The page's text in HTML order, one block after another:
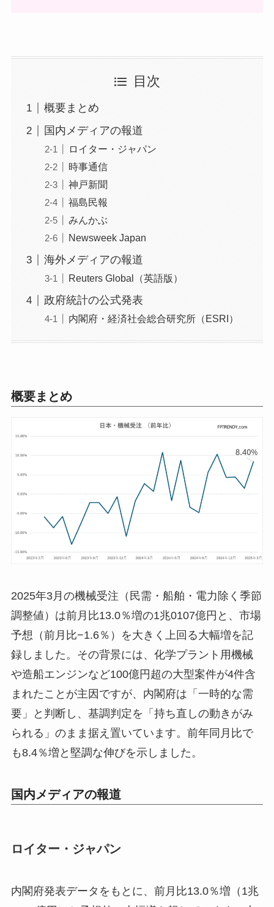
目次
概要まとめ
国内メディアの報道
ロイター・ジャパン
時事通信
神戸新聞
福島民報
みんかぶ
Newsweek Japan
海外メディアの報道
Reuters Global（英語版）
政府統計の公式発表
内閣府・経済社会総合研究所（ESRI）
概要まとめ
2025年3月の機械受注（民需・船舶・電力除く季節
調整値）は前月比13.0％増の1兆0107億円と、市場
予想（前月比−1.6％）を大きく上回る大幅増を記
録しました。その背景には、化学プラント用機械
や造船エンジンなど100億円超の大型案件が4件含
まれたことが主因ですが、内閣府は「一時的な需
要」と判断し、基調判定を「持ち直しの動きがみ
られる」のまま据え置いています。前年同月比で
も8.4％増と堅調な伸びを示しました。
国内メディアの報道
ロイター・ジャパン
内閣府発表データをもとに、前月比13.0％増（1兆